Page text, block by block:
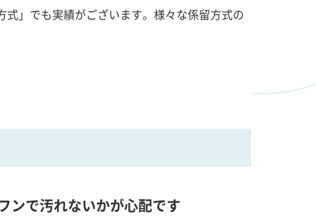
」でも実績がございます。様々な係留方式の
ンで汚れないかが心配です